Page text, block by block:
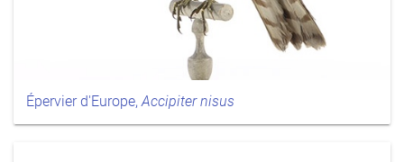
Épervier d'Europe, Accipiter nisus